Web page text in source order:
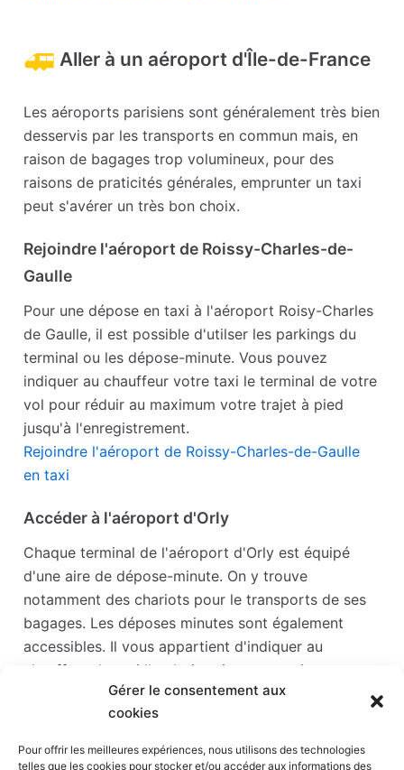
Gérer le consentement aux
cookies
Pour offrir les meilleures expériences, nous utilisons des technologies
telles que les cookies pour stocker et/ou accéder aux informations des
Aller à un aéroport d'Île-de-France
Les aéroports parisiens sont généralement très bien
desservis par les transports en commun mais, en
raison de bagages trop volumineux, pour des
raisons de praticités générales, emprunter un taxi
peut s'avérer un très bon choix.
Rejoindre l'aéroport de Roissy-Charles-de-
Gaulle
Pour une dépose en taxi à l'aéroport Roisy-Charles
de Gaulle, il est possible d'utilser les parkings du
terminal ou les dépose-minute. Vous pouvez
indiquer au chauffeur votre taxi le terminal de votre
vol pour réduir au maximum votre trajet à pied
jusqu'à l'enregistrement.
Rejoindre l'aéroport de Roissy-Charles-de-Gaulle
en taxi
Accéder à l'aéroport d'Orly
Chaque terminal de l'aéroport d'Orly est équipé
d'une aire de dépose-minute. On y trouve
notamment des chariots pour le transports de ses
bagages. Les déposes minutes sont également
accessibles. Il vous appartient d'indiquer au
chauffeur de taxi l'endroit qui vous convient.
Accéder à l'aéroport d'Orly en taxi